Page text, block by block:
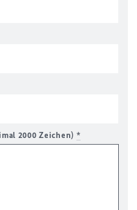
2000 Zeichen) *